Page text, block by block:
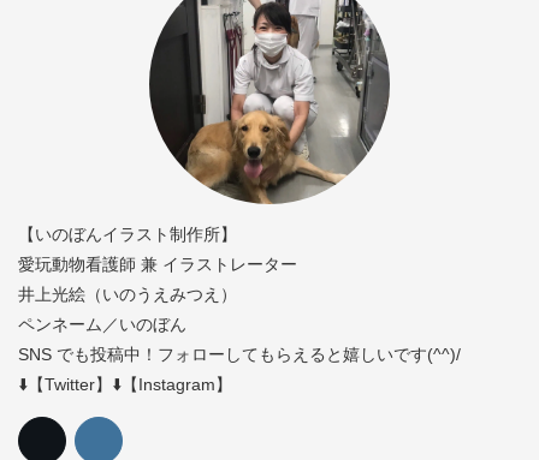
【いのぼんイラスト制作所】
愛玩動物看護師 兼 イラストレーター
井上光絵（いのうえみつえ）
ペンネーム／いのぼん
SNS でも投稿中！フォローしてもらえると嬉しいです(^^)/
⬇️【Twitter】⬇️【Instagram】